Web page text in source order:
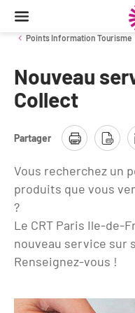
Contenu
Navigation
principale
Recherche
Conjoncture
Tableau de bord mensuel
Chiffre Spécial Covid
Profils des
Clientèle francilienne
Clientèle française
Clientèle de proximité
Aides et
Fonds Régional pour le
Aides financières et
Tourisme durable
Les Offices de
Outils pour vos
Outils pour votre Office de
Lettres information
Services aux
Stratégie et plan
Travel Trade News
Organisez votre
Se déplacer à
Evénements &
Expositions
Évènements sportifs
Guide de la Destination
Destination
Volontaires du
Information
Points Information Tourisme
Nouveau
Collect
Partager
Vous recherchez un
produits que vous
?
Le CRT Paris Ile-de-
nouveau service sur
Renseignez-vous !